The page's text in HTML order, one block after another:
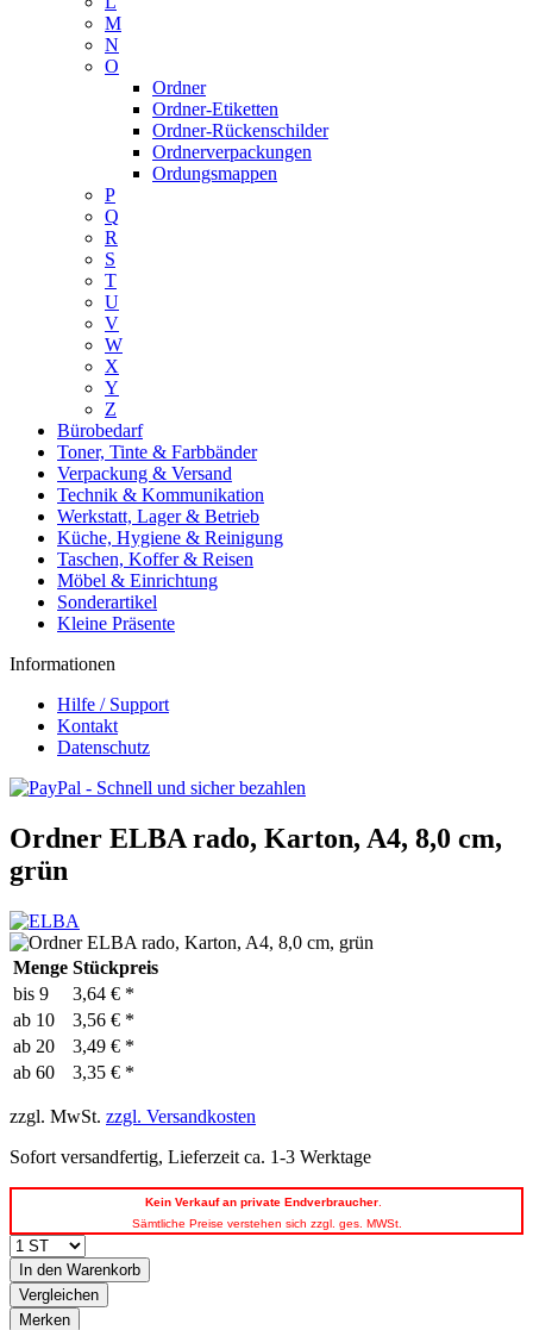
M
N
O
Ordner
Ordner-Etiketten
Ordner-Rückenschilder
Ordnerverpackungen
Ordungsmappen
P
Q
R
S
T
U
V
W
X
Y
Z
Bürobedarf
Toner, Tinte & Farbbänder
Verpackung & Versand
Technik & Kommunikation
Werkstatt, Lager & Betrieb
Küche, Hygiene & Reinigung
Taschen, Koffer & Reisen
Möbel & Einrichtung
Sonderartikel
Kleine Präsente
Informationen
Hilfe / Support
Kontakt
Datenschutz
Ordner ELBA rado, Karton, A4, 8,0 cm,
grün
Menge Stückpreis
bis 9
3,64 € *
ab 10
3,56 € *
ab 20
3,49 € *
ab 60 3,35 € *
zzgl. MwSt. zzgl. Versandkosten
Sofort versandfertig, Lieferzeit ca. 1-3 Werktage
Kein Verkauf an private Endverbraucher.
Sämtliche Preise verstehen sich zzgl. ges. MWSt.
In den Warenkorb
Vergleichen
Merken